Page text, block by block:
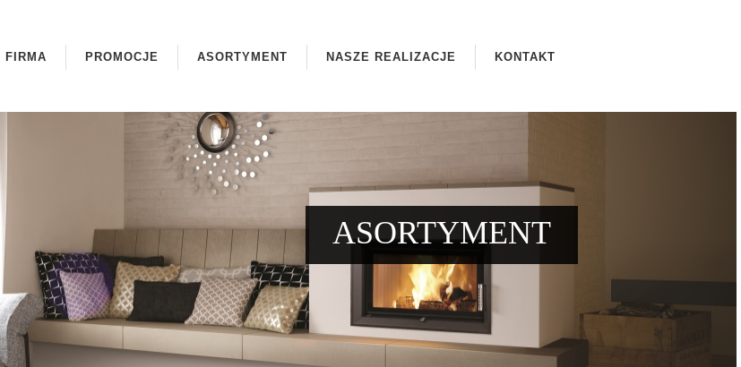
FIRMA PROMOCJE ASORTYMENT NASZE REALIZACJE KONTAKT
ASORTYMENT